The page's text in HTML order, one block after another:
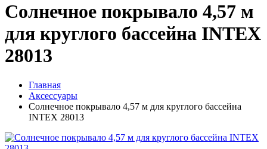
Солнечное покрывало 4,57 м
для круглого бассейна INTEX
28013
Главная
Аксессуары
Солнечное покрывало 4,57 м для круглого бассейна
INTEX 28013